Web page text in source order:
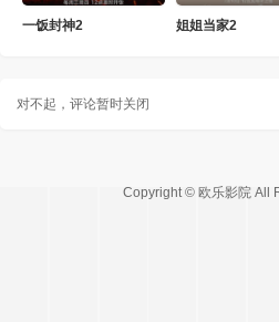
20260731第11期
一饭封神2 姐姐当家2
对不起，评论暂时关闭
Copyright © 欧乐影院 All